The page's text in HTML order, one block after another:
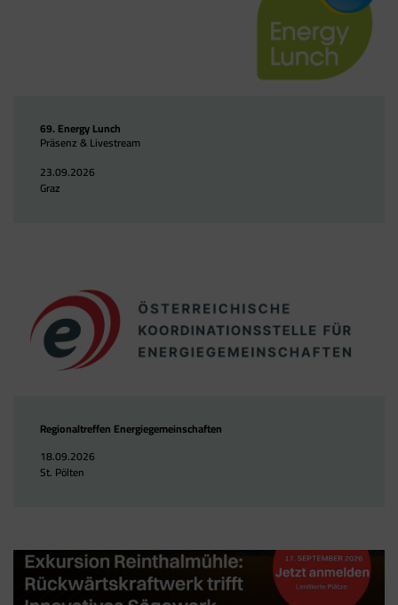
69. Energy Lunch
Präsenz & Livestream
23.09.2026
Graz
Regionaltreffen Energiegemeinschaften
18.09.2026
St. Pölten
Der Google Tag Manager setzt keine Cookies
(im leeren Zustand). Der Tag Manager ist nur
einbauen können. Wenn Sie beispielsweise
Google Analytics über den Tag Manager
einbinden, werden Cookies gesetzt. Diese